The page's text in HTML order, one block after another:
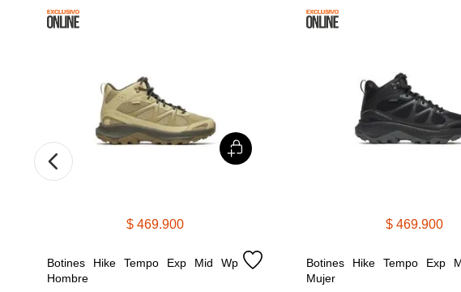
$ 469.900
Botines Hike Tempo Exp Mid Wp
Hombre
$ 469.900
Botines Hike Tempo Exp
Mujer